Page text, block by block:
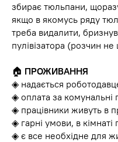
збирає тюльпани,
якщо в якомусь ряду
треба видалити,
пулівізатора (розчин
🏠 ПРОЖИВАННЯ
◈ надається
◈ оплата за комунальні
◈ працівники живуть в
◈ гарні умови, в
◈ є все необхідне для